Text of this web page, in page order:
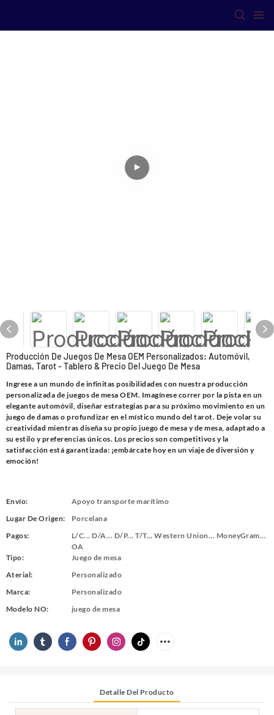
Producción De Juegos De Mesa OEM Personalizados: Automóvil,
Damas, Tarot - Tablero & Precio Del Juego De Mesa
Ingrese a un mundo de infinitas posibilidades con nuestra producción
personalizada de juegos de mesa OEM. Imagínese correr por la pista en un
elegante automóvil, diseñar estrategias para su próximo movimiento en un
juego de damas o profundizar en el místico mundo del tarot. Deje volar su
creatividad mientras diseña su propio juego de mesa y de mesa, adaptado a
su estilo y preferencias únicos. Los precios son competitivos y la
satisfacción está garantizada: ¡embárcate hoy en un viaje de diversión y
emoción!
Envío:
Apoyo transporte marítimo
Lugar De Origen:
Porcelana
Pagos:
L/C... D/A... D/P... T/T... Western Union... MoneyGram...
OA
Tipo:
Juego de mesa
Aterial:
Personalizado
Marca:
Personalizado
Modelo NO:
juego de mesa
Detalle Del Producto